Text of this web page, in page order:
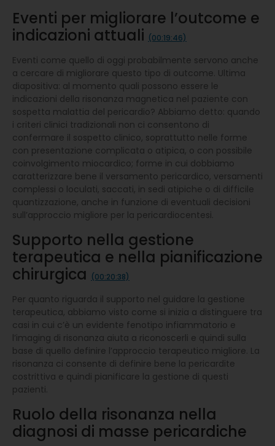
Eventi per migliorare l’outcome e
indicazioni attuali (00:19:46)
Eventi come quello di oggi probabilmente servono anche
a cercare di migliorare questo tipo di outcome. Ultima
diapositiva: al momento quali possono essere le
indicazioni della risonanza magnetica nel paziente con
sospetta malattia del pericardio? Abbiamo detto: quando
i criteri clinici tradizionali non ci consentono di
confermare il sospetto clinico, soprattutto nelle forme
con presentazione complicata o atipica, o con possibile
coinvolgimento miocardico; forme in cui dobbiamo
caratterizzare bene il versamento pericardico, versamenti
complessi o loculati, saccati, in sedi atipiche o di difficile
quantizzazione, anche in funzione di eventuali decisioni
sull’approccio migliore per la pericardiocentesi.
Supporto nella gestione
terapeutica e nella pianificazione
chirurgica (00:20:38)
Per quanto riguarda il supporto nel guidare la gestione
terapeutica, abbiamo visto come si inizia a distinguere tra
casi in cui c’è un evidente fenotipo infiammatorio e
l’imaging di risonanza aiuta a riconoscerli e quindi sulla
base di quello definire l’approccio terapeutico migliore. La
risonanza ci consente di definire bene la pericardite
costrittiva e quindi pianificare la gestione di questi
pazienti.
Ruolo della risonanza nella
diagnosi di masse pericardiche